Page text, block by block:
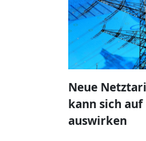
Neue
kann sich
auswirken